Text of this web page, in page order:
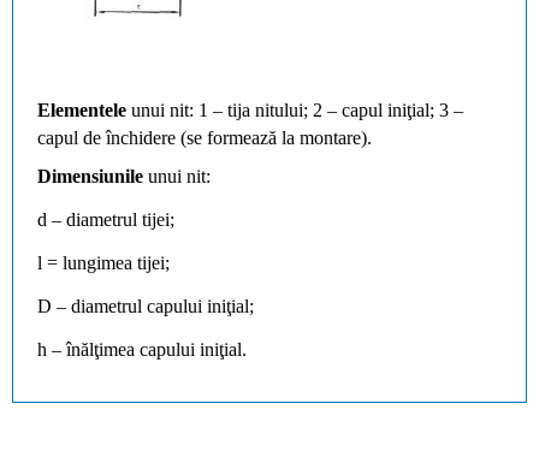
Elementele unui nit: 1 – tija nitului; 2 – capul iniţial; 3 –
capul de închidere (se formează la montare).
Dimensiunileunui nit:
d – diametrul tijei;
l = lungimea tijei;
D – diametrul capului iniţial;
h – înălţimea capului iniţial.